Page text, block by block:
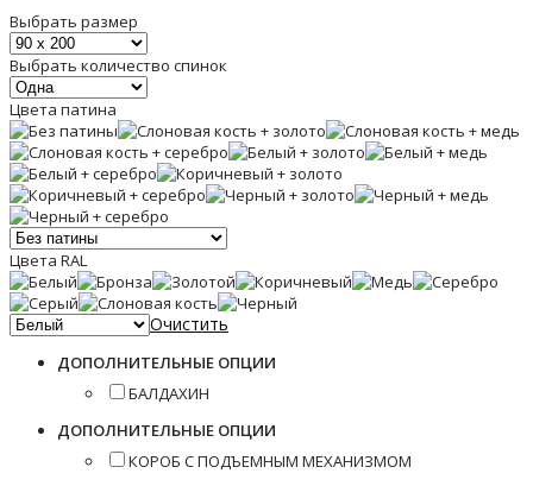
Выбрать размер
Выбрать количество спинок
Цвета патина
Цвета RAL
Очистить
ДОПОЛНИТЕЛЬНЫЕ ОПЦИИ
БАЛДАХИН
ДОПОЛНИТЕЛЬНЫЕ ОПЦИИ
КОРОБ С ПОДЪЕМНЫМ МЕХАНИЗМОМ